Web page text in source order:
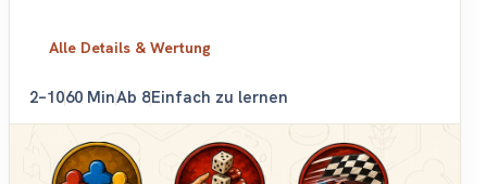
Alle Details & Wertung
2–1060 MinAb 8Einfach zu lernen